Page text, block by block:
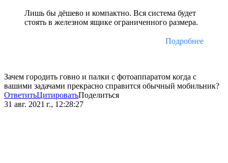
Лишь бы дёшево и компактно. Вся система будет
стоять в железном ящике ограниченного размера.
Подробнее
Зачем городить говно и палки с фотоаппаратом когда с
вашими задачами прекрасно справится обычный мобильник?
ОтветитьЦитироватьПоделиться
31 авг. 2021 г., 12:28:27